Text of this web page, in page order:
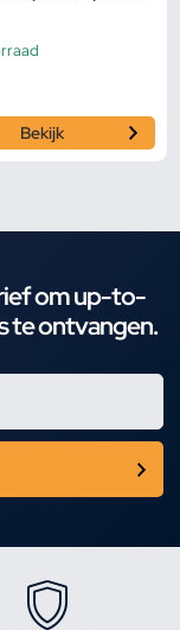
Bekijk
om up-to-
te ontvangen.